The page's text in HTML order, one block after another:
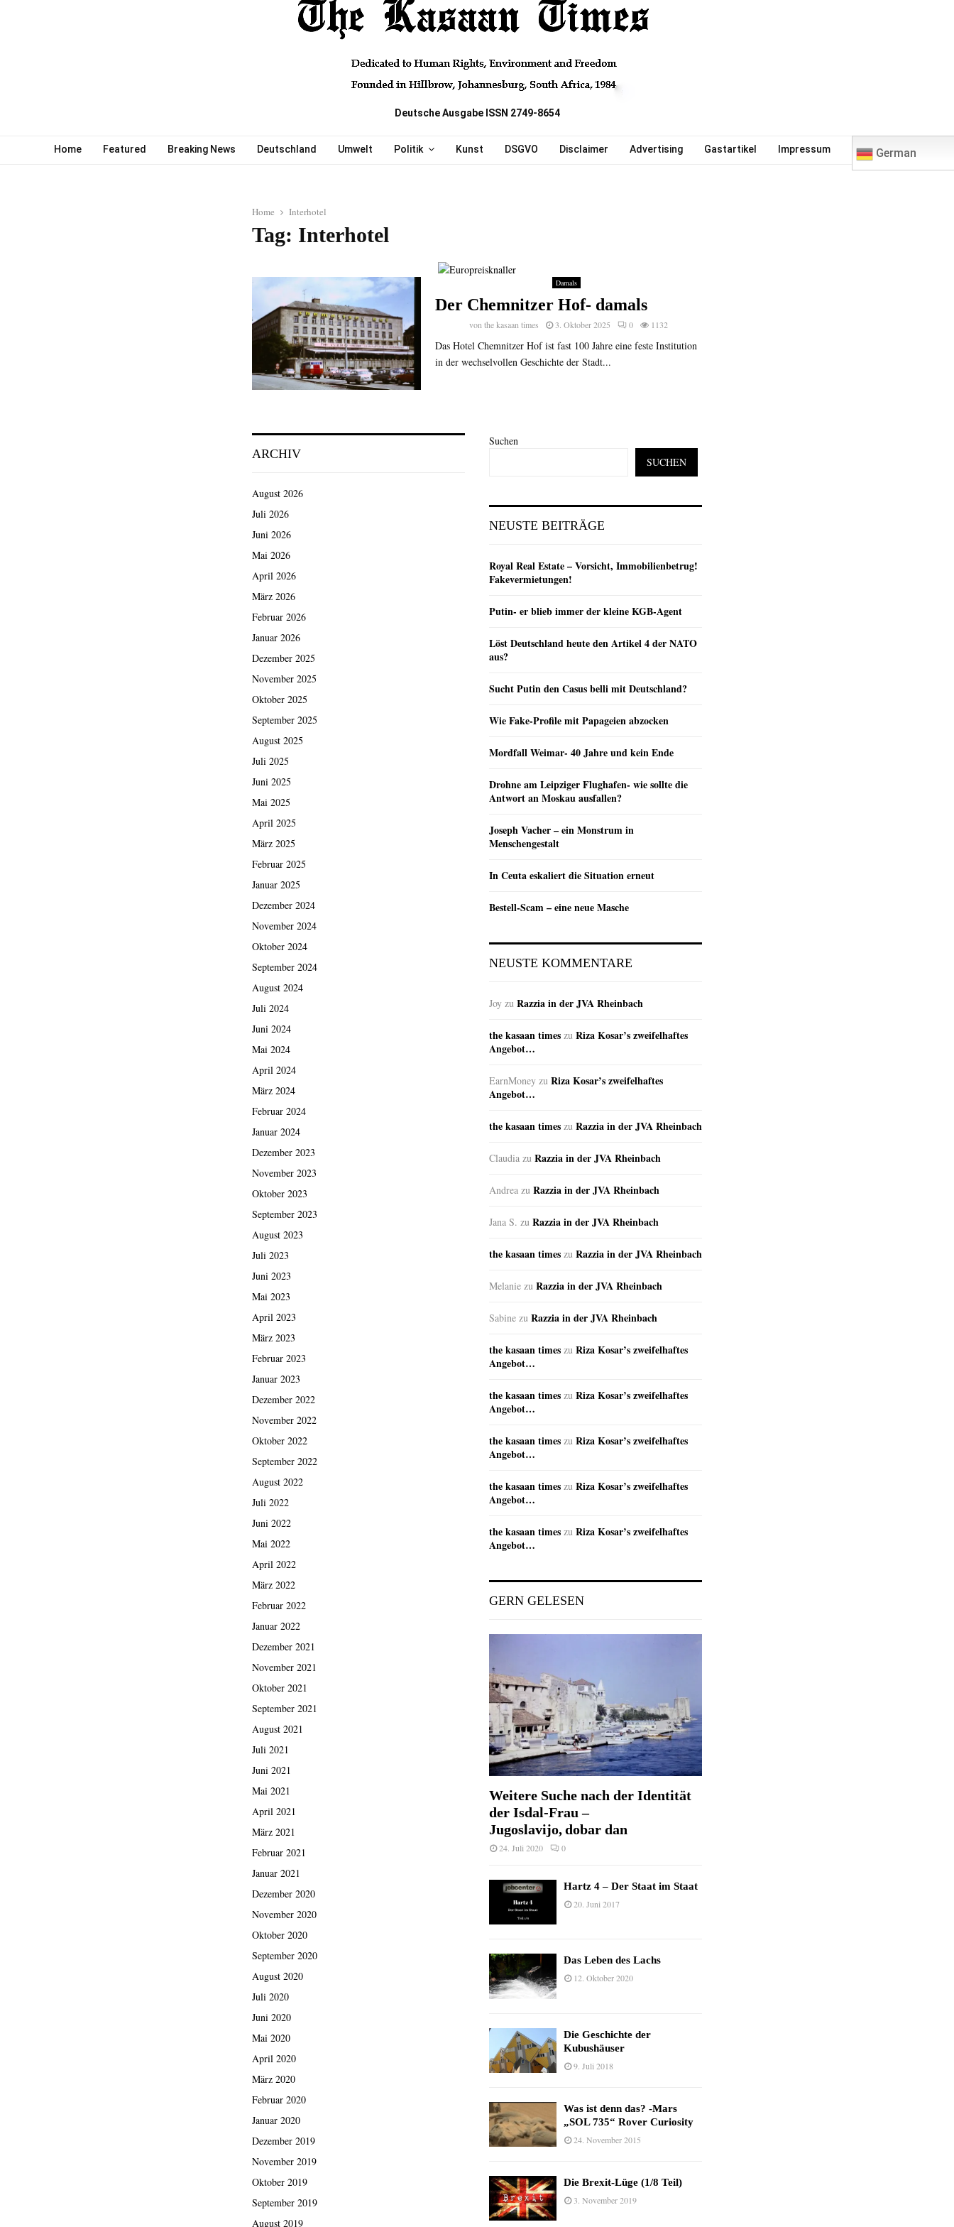
Deutsche Ausgabe ISSN 2749-8654
Home Featured Breaking News Deutschland Umwelt Politik Kunst DSGVO Disclaimer Advertising Gastartikel Impressum German
Home Interhotel
Tag: Interhotel
Damals
Der Chemnitzer Hof- damals
vonthe kasaan times 3. Oktober 2025 0 1132
Das Hotel Chemnitzer Hof ist fast 100 Jahre eine feste Institution
in der wechselvollen Geschichte der Stadt...
ARCHIV
August 2026
Juli 2026
Juni 2026
Mai 2026
April 2026
März 2026
Februar 2026
Januar 2026
Dezember 2025
November 2025
Oktober 2025
September 2025
August 2025
Juli 2025
Juni 2025
Mai 2025
April 2025
März 2025
Februar 2025
Januar 2025
Dezember 2024
November 2024
Oktober 2024
September 2024
August 2024
Juli 2024
Juni 2024
Mai 2024
April 2024
März 2024
Februar 2024
Januar 2024
Dezember 2023
November 2023
Oktober 2023
September 2023
August 2023
Juli 2023
Juni 2023
Mai 2023
April 2023
März 2023
Februar 2023
Januar 2023
Dezember 2022
November 2022
Oktober 2022
September 2022
August 2022
Juli 2022
Juni 2022
Mai 2022
April 2022
März 2022
Februar 2022
Januar 2022
Dezember 2021
November 2021
Oktober 2021
September 2021
August 2021
Juli 2021
Juni 2021
Mai 2021
April 2021
März 2021
Februar 2021
Januar 2021
Dezember 2020
November 2020
Oktober 2020
September 2020
August 2020
Juli 2020
Juni 2020
Mai 2020
April 2020
März 2020
Februar 2020
Januar 2020
Dezember 2019
November 2019
Oktober 2019
September 2019
August 2019
Suchen
SUCHEN
NEUSTE BEITRÄGE
Royal Real Estate – Vorsicht, Immobilienbetrug!
Fakevermietungen!
Putin- er blieb immer der kleine KGB-Agent
Löst Deutschland heute den Artikel 4 der NATO
aus?
Sucht Putin den Casus belli mit Deutschland?
Wie Fake-Profile mit Papageien abzocken
Mordfall Weimar- 40 Jahre und kein Ende
Drohne am Leipziger Flughafen- wie sollte die
Antwort an Moskau ausfallen?
Joseph Vacher – ein Monstrum in
Menschengestalt
In Ceuta eskaliert die Situation erneut
Bestell-Scam – eine neue Masche
NEUSTE KOMMENTARE
Joy zu Razzia in der JVA Rheinbach
the kasaan times zu Riza Kosar’s zweifelhaftes
Angebot…
EarnMoney zu Riza Kosar’s zweifelhaftes
Angebot…
the kasaan times zu Razzia in der JVA Rheinbach
Claudia zu Razzia in der JVA Rheinbach
Andrea zu Razzia in der JVA Rheinbach
Jana S. zu Razzia in der JVA Rheinbach
the kasaan times zu Razzia in der JVA Rheinbach
Melanie zu Razzia in der JVA Rheinbach
Sabine zu Razzia in der JVA Rheinbach
the kasaan times zu Riza Kosar’s zweifelhaftes
Angebot…
the kasaan times zu Riza Kosar’s zweifelhaftes
Angebot…
the kasaan times zu Riza Kosar’s zweifelhaftes
Angebot…
the kasaan times zu Riza Kosar’s zweifelhaftes
Angebot…
the kasaan times zu Riza Kosar’s zweifelhaftes
Angebot…
GERN GELESEN
Weitere Suche nach der Identität
der Isdal-Frau –
Jugoslavijo, dobar dan
24. Juli 2020 0
Hartz 4 – Der Staat im Staat
20. Juni 2017
Das Leben des Lachs
12. Oktober 2020
Die Geschichte der
Kubushäuser
9. Juli 2018
Was ist denn das? -Mars
„SOL 735“ Rover Curiosity
24. November 2015
Die Brexit-Lüge (1/8 Teil)
3. November 2019